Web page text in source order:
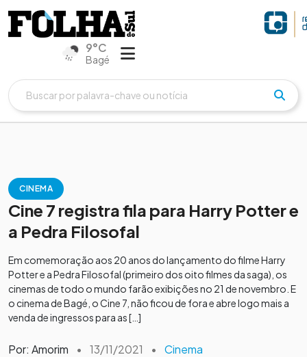
9°C
Bagé
CINEMA
Cine 7 registra fila para Harry Potter e
a Pedra Filosofal
Em comemoração aos 20 anos do lançamento do filme Harry
Potter e a Pedra Filosofal (primeiro dos oito filmes da saga), os
cinemas de todo o mundo farão exibições no 21 de novembro. E
o cinema de Bagé, o Cine 7, não ficou de fora e abre logo mais a
venda de ingressos para as […]
Por: Amorim • 13/11/2021 • Cinema